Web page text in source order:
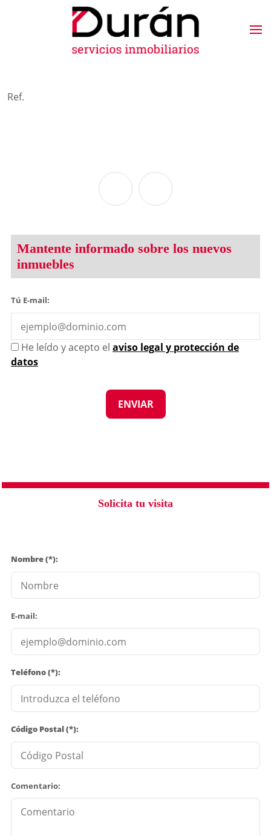
Ref.
Solicita tu visita
Nombre (*):
E-mail:
Teléfono (*):
Código Postal (*):
Comentario:
Mantente informado sobre los nuevos
inmuebles
Tú E-mail:
He leído y acepto el aviso legal y protección de
datos